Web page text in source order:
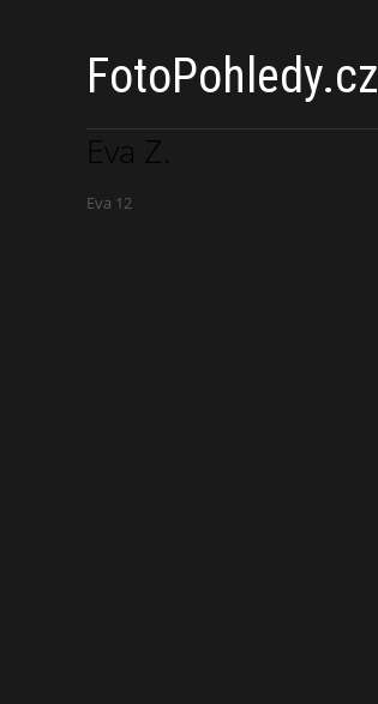
FotoPohledy.cz
Eva Z.
Eva 12